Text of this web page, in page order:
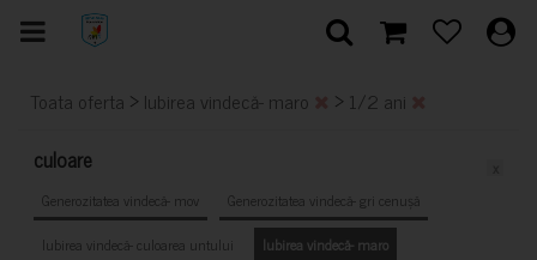
Toata oferta > Iubirea vindecă- maro > 1/2 ani
culoare
Generozitatea vindecă- mov
Generozitatea vindecă- gri cenușă
Iubirea vindecă- culoarea untului
Iubirea vindecă- maro